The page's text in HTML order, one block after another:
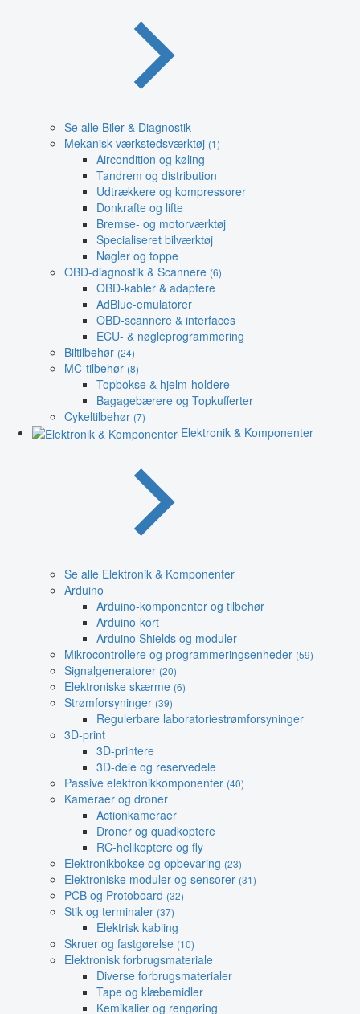
Se alle Biler & Diagnostik
Mekanisk værkstedsværktøj (1)
Aircondition og køling
Tandrem og distribution
Udtrækkere og kompressorer
Donkrafte og lifte
Bremse- og motorværktøj
Specialiseret bilværktøj
Nøgler og toppe
OBD-diagnostik & Scannere (6)
OBD-kabler & adaptere
AdBlue-emulatorer
OBD-scannere & interfaces
ECU- & nøgleprogrammering
Biltilbehør (24)
MC-tilbehør (8)
Topbokse & hjelm-holdere
Bagagebærere og Topkufferter
Cykeltilbehør (7)
Elektronik & Komponenter
Se alle Elektronik & Komponenter
Arduino
Arduino-komponenter og tilbehør
Arduino-kort
Arduino Shields og moduler
Mikrocontrollere og programmeringsenheder (59)
Signalgeneratorer (20)
Elektroniske skærme (6)
Strømforsyninger (39)
Regulerbare laboratoriestrømforsyninger
3D-print
3D-printere
3D-dele og reservedele
Passive elektronikkomponenter (40)
Kameraer og droner
Actionkameraer
Droner og quadkoptere
RC-helikoptere og fly
Elektronikbokse og opbevaring (23)
Elektroniske moduler og sensorer (31)
PCB og Protoboard (32)
Stik og terminaler (37)
Elektrisk kabling
Skruer og fastgørelse (10)
Elektronisk forbrugsmateriale
Diverse forbrugsmaterialer
Tape og klæbemidler
Kemikalier og rengøring